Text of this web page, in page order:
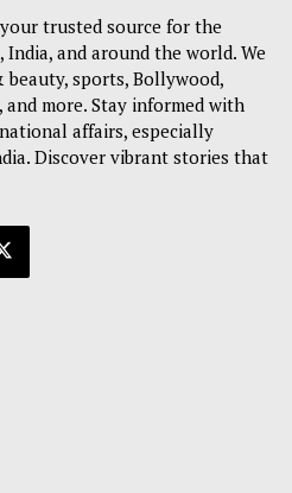
trusted source for the
and around the world. We
sports, Bollywood,
more. Stay informed with
affairs, especially
Discover vibrant stories that